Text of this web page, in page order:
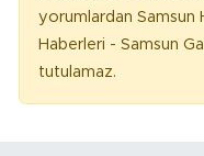
yorumlardan Samsun
Haberleri - Samsun
tutulamaz.